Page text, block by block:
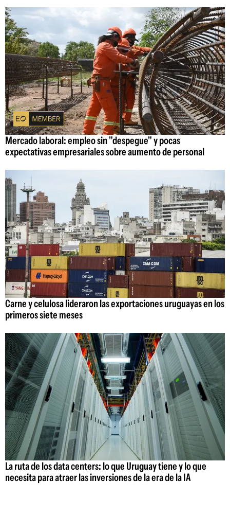
Mercado laboral: empleo sin "despegue" y pocas
expectativas empresariales sobre aumento de personal
Carne y celulosa lideraron las exportaciones uruguayas en los
primeros siete meses
La ruta de los data centers: lo que Uruguay tiene y lo que
necesita para atraer las inversiones de la era de la IA